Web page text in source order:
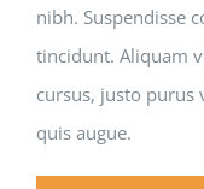
nibh. Suspendisse
tincidunt. Aliquam
cursus, justo purus
quis augue.